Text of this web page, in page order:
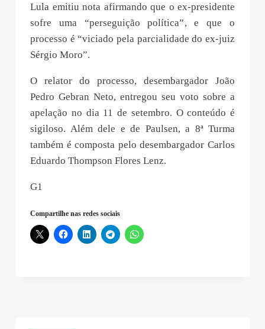
Lula emitiu nota afirmando que o ex-presidente
sofre uma “perseguição política”, e que o
processo é “viciado pela parcialidade do ex-juiz
Sérgio Moro”.
O relator do processo, desembargador João
Pedro Gebran Neto, entregou seu voto sobre a
apelação no dia 11 de setembro. O conteúdo é
sigiloso. Além dele e de Paulsen, a 8ª Turma
também é composta pelo desembargador Carlos
Eduardo Thompson Flores Lenz.
G1
Compartilhe nas redes sociais